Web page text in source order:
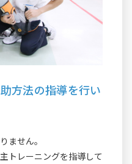
方法の指導を行い
ません。
トレーニングを指導して